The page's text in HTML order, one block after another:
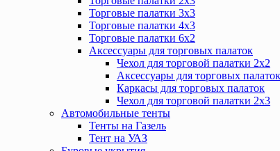
Торговые палатки 3х3
Торговые палатки 4х3
Торговые палатки 6х2
Аксессуары для торговых палаток
Чехол для торговой палатки 2х2
Аксессуары для торговых палаток
Каркасы для торговых палаток
Чехол для торговой палатки 2х3
Автомобильные тенты
Тенты на Газель
Тент на УАЗ